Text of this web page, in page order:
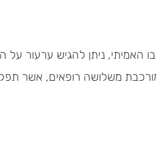
האמיתי, ניתן להגיש ערעור על
משלושה רופאים, אשר